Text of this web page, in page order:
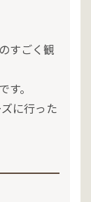
すごく観
。
に行った